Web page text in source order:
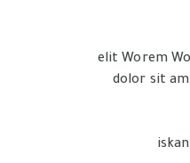
elit Worem
dolor sit